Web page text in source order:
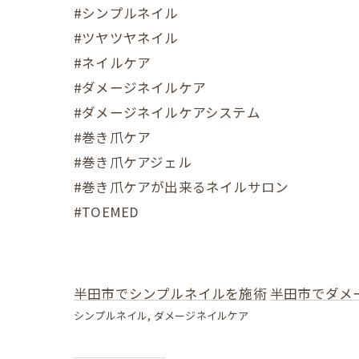
#シンプルネイル
#ツヤツヤネイル
#ネイルケア
#ダメージネイルケア
#ダメージネイルケアシステム
#巻き爪ケア
#巻き爪ケアジェル
#巻き爪ケアが出来るネイルサロン
#TOEMED
半田市でシンプルネイルを施術 半田市でダメ
シンプルネイル ダメージネイルケア